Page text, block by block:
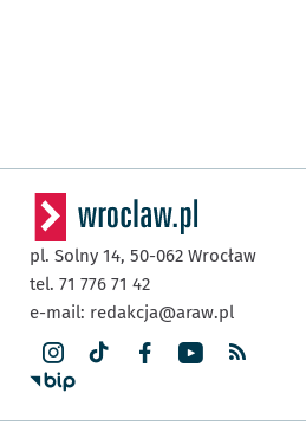
pl. Solny 14, 50-062 Wrocław
tel. 71 776 71 42
e-mail: redakcja@araw.pl